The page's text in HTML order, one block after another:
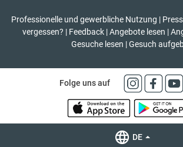
Professionelle und gewerbliche Nutzung |
vergessen? | Feedback | Angebote lesen |
Gesuche lesen | Gesuch
Folge uns auf
DE